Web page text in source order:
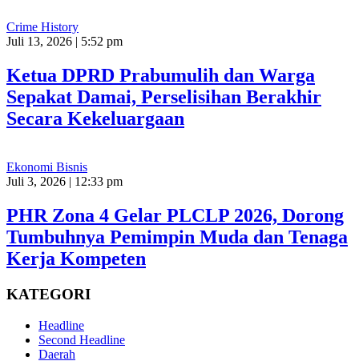
Crime History
Juli 13, 2026 | 5:52 pm
Ketua DPRD Prabumulih dan Warga
Sepakat Damai, Perselisihan Berakhir
Secara Kekeluargaan
Ekonomi Bisnis
Juli 3, 2026 | 12:33 pm
PHR Zona 4 Gelar PLCLP 2026, Dorong
Tumbuhnya Pemimpin Muda dan Tenaga
Kerja Kompeten
KATEGORI
Headline
Second Headline
Daerah